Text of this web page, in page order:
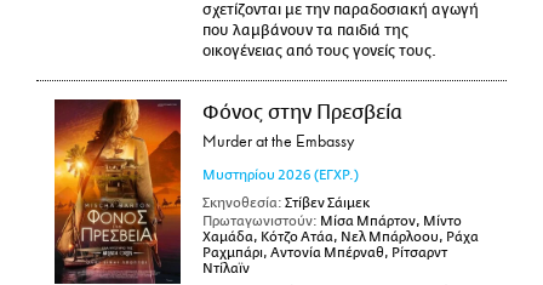
σχετίζονται με την παραδοσιακή αγωγή
που λαμβάνουν τα παιδιά της
οικογένειας από τους γονείς τους.
Φόνος στην Πρεσβεία
Murder at the Embassy
Μυστηρίου 2026 (ΕΓΧΡ.)
Σκηνοθεσία: Στίβεν Σάιμεκ
Πρωταγωνιστούν: Μίσα Μπάρτον, Μίντο
Χαμάδα, Κότζο Ατάα, Νελ Μπάρλοου, Ράχα
Ραχμπάρι, Αντονία Μπέρναθ, Ρίτσαρντ
Ντίλαϊν